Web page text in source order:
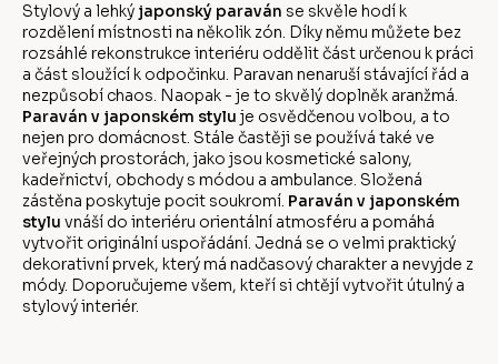
Stylový a lehký japonský paraván se skvěle hodí k
rozdělení místnosti na několik zón. Díky němu můžete bez
rozsáhlé rekonstrukce interiéru oddělit část určenou k práci
a část sloužící k odpočinku. Paravan nenaruší stávající řád a
nezpůsobí chaos. Naopak - je to skvělý doplněk aranžmá.
Paraván v japonském stylu je osvědčenou volbou, a to
nejen pro domácnost. Stále častěji se používá také ve
veřejných prostorách, jako jsou kosmetické salony,
kadeřnictví, obchody s módou a ambulance. Složená
zástěna poskytuje pocit soukromí. Paraván v japonském
stylu vnáší do interiéru orientální atmosféru a pomáhá
vytvořit originální uspořádání. Jedná se o velmi praktický
dekorativní prvek, který má nadčasový charakter a nevyjde z
módy. Doporučujeme všem, kteří si chtějí vytvořit útulný a
stylový interiér.